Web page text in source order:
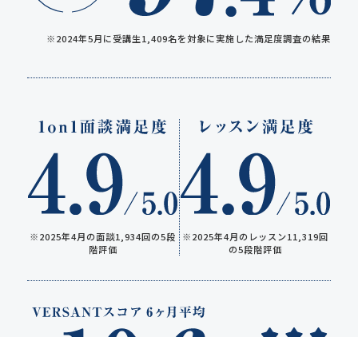
※2024年5月に受講生1,409名を対象に実施した満足度調査の結果
※2025年4月の面談1,934回の5段
階評価
※2025年4月のレッスン11,319回
の5段階評価